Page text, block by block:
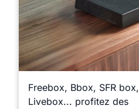
Freebox, Bbox, SFR box,
Livebox... profitez des